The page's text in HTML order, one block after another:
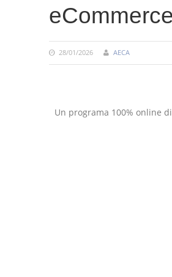
28/01/2026 AECA
Un programa 100% online